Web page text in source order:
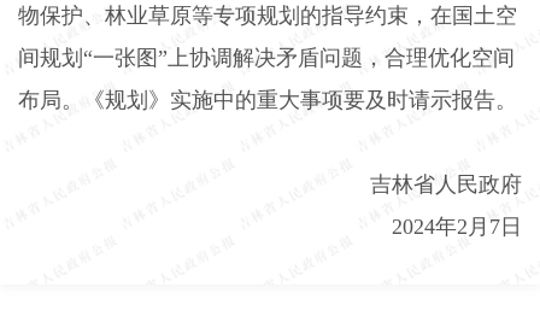
物保护、林业草原等专项规划的指导约束，在国土空
间规划“一张图”上协调解决矛盾问题，合理优化空间
布局。《规划》实施中的重大事项要及时请示报告。
吉林省人民政府
2024年2 月 7日